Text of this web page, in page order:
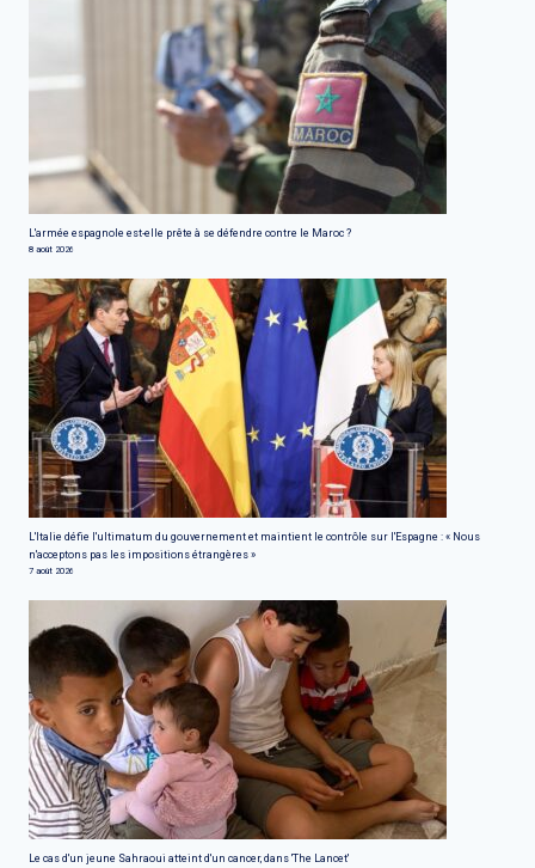
L'armée espagnole est-elle prête à se défendre contre le Maroc ?
8 août 2026
L'Italie défie l'ultimatum du gouvernement et maintient le contrôle sur l'Espagne : « Nous
n'acceptons pas les impositions étrangères »
7 août 2026
Le cas d'un jeune Sahraoui atteint d'un cancer, dans 'The Lancet'